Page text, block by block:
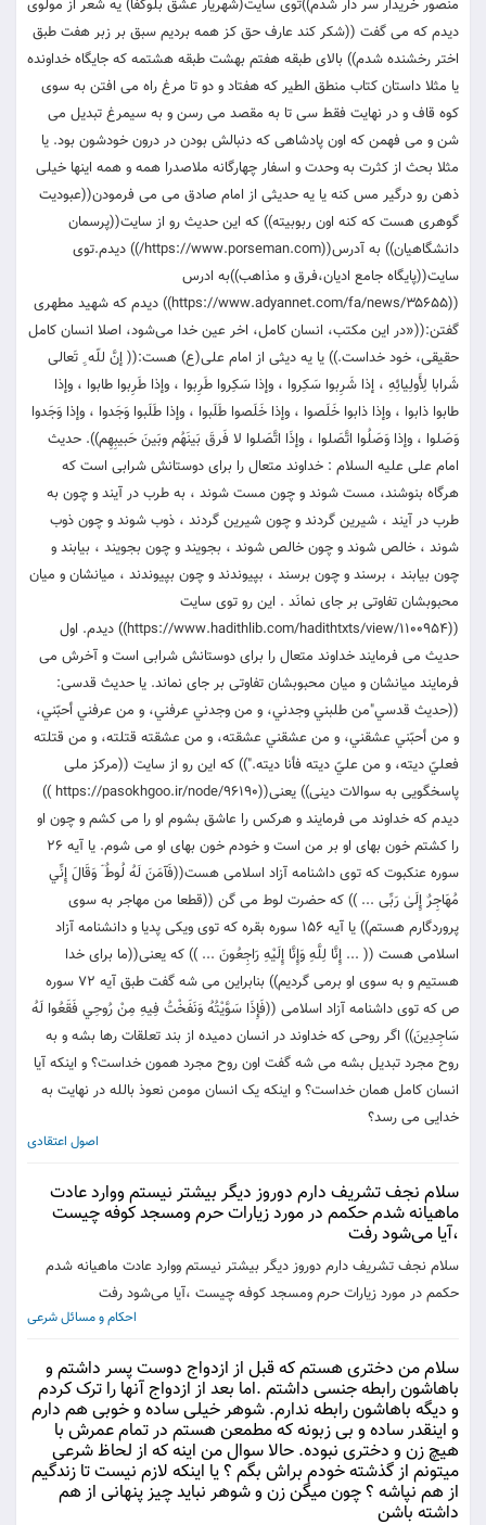
منصور خریدار سر دار شدم))توی سایت(شهریار عشق بلوگفا) یه شعر از مولوی
دیدم که می گفت ((شکر کند عارف حق کز همه بردیم سبق بر زبر هفت طبق
اختر رخشنده شدم)) بالای طبقه هفتم بهشت طبقه هشتمه که جایگاه خداونده
یا مثلا داستان کتاب منطق الطیر که هفتاد و دو تا مرغ راه می افتن به سوی
کوه قاف و در نهایت فقط سی تا به مقصد می رسن و به سیمرغ تبدیل می
شن و می فهمن که اون پادشاهی که دنبالش بودن در درون خودشون بود. یا
مثلا بحث از کثرت به وحدت و اسفار چهارگانه ملاصدرا همه و همه اینها خیلی
ذهن رو درگیر مس کنه یا یه حدیثی از امام صادق می می فرمودن((عبودیت
گوهری هست که کنه اون ربوبیته)) که این حدیث رو از سایت((پرسمان
دانشگاهیان)) به آدرس((https://www.porseman.com/)) دیدم.توی
سایت((پایگاه جامع ادیان،فرق و مذاهب))به ادرس
((https://www.adyannet.com/fa/news/۳۵۶۵۵)) دیدم که شهید مطهری
گفتن:((«در این مکتب، انسان کامل، اخر عین خدا می‌شود، اصلا انسان کامل
حقیقی، خود خداست.)) یا یه دیثی از امام علی(ع) هست:(( إنَّ للّه ِِ تَعالى
شَرابا لِأَولِيائِهِ ، إذا شَرِبوا سَكِروا ، وإذا سَكِروا طَرِبوا ، وإذا طَرِبوا طابوا ، وإذا
طابوا ذابوا ، وإذا ذابوا خَلَصوا ، وإذا خَلَصوا طَلَبوا ، وإذا طَلَبوا وَجَدوا ، وإذا وَجَدوا
وَصَلوا ، وإذا وَصَلُوا اتَّصَلوا ، وإذَا اتَّصَلوا لا فَرقَ بَينَهُم وبَينَ حَبيبِهِم)). حديث
امام على عليه السلام : خداوند متعال را براى دوستانش شرابى است كه
هرگاه بنوشند، مست شوند و چون مست شوند ، به طرب در آيند و چون به
طرب در آيند ، شيرين گردند و چون شيرين گردند ، ذوب شوند و چون ذوب
شوند ، خالص شوند و چون خالص شوند ، بجويند و چون بجويند ، بيابند و
چون بيابند ، برسند و چون برسند ، بپيوندند و چون بپيوندند ، ميانشان و ميان
محبوبشان تفاوتى بر جاى نمانَد . این رو توی سایت
((https://www.hadithlib.com/hadithtxts/view/1100954)) دیدم. اول
حدیث می فرمایند خداوند متعال را برای دوستانش شرابی است و آخرش می
فرمایند میانشان و میان محبوبشان تفاوتی بر جای نماند. یا حدیث قدسی:
((حديث قدسي"من طلبني وجدني، و من وجدني عرفني، و من عرفني أحبّني،
و من أحبّني عشقني، و من عشقني عشقته، و من عشقته قتلته، و من قتلته
فعليّ ديته، و من عليّ ديته فأنا ديته.")) که این رو از سایت ((مرکز ملی
پاسخگویی به سوالات دینی)) یعنی((https://pasokhgoo.ir/node/96190 ))
دیدم که خداوند می فرمایند و هرکس را عاشق بشوم او را می کشم و چون او
را کشتم خون بهای او بر من است و خودم خون بهای او می شوم. یا آیه ۲۶
سوره عنکبوت که توی داشنامه آزاد اسلامی هست((فَآمَنَ لَهُ لُوطٌ ۘ وَقَالَ إِنِّي
مُهَاجِرٌ إِلَىٰ رَبِّی ... )) که حضرت لوط می گن ((قطعا من مهاجر به سوی
پروردگارم هستم)) یا آیه ۱۵۶ سوره بقره که توی ویکی پدیا و دانشنامه آزاد
اسلامی هست (( ... إِنَّا لِلَّهِ وَإِنَّا إِلَيْهِ رَاجِعُونَ ... )) که یعنی((ما برای خدا
هستیم و به سوی او برمی گردیم)) بنابراین می شه گفت طبق آیه ۷۲ سوره
ص که توی داشنامه آزاد اسلامی ((فَإِذَا سَوَّيْتُهُ وَنَفَخْتُ فِيهِ مِنْ رُوحِي فَقَعُوا لَهُ
سَاجِدِينَ)) اگر روحی که خداوند در انسان دمیده از بند تعلقات رها بشه و به
روح مجرد تبدیل بشه می شه گفت اون روح مجرد همون خداست؟ و اینکه آیا
انسان کامل همان خداست؟ و اینکه یک انسان مومن نعوذ بالله در نهایت به
خدایی می رسد؟
اصول اعتقادی
سلام نجف تشریف دارم دوروز دیگر بیشتر نیستم ووارد عادت
ماهیانه شدم حکمم در مورد زیارات حرم ومسجد کوفه چیست
،آیا می‌شود رفت
سلام نجف تشریف دارم دوروز دیگر بیشتر نیستم ووارد عادت ماهیانه شدم
حکمم در مورد زیارات حرم ومسجد کوفه چیست ،آیا می‌شود رفت
احکام و مسائل شرعی
سلام من دختری هستم که قبل از ازدواج دوست پسر داشتم و
باهاشون رابطه جنسی داشتم .اما بعد از ازدواج آنها را ترک کردم
و دیگه باهاشون رابطه ندارم. شوهر خیلی ساده و خوبی هم دارم
و اینقدر ساده و بی زبونه که مطمعن هستم در تمام عمرش با
هیچ زن و دختری نبوده. حالا سوال من اینه که از لحاظ شرعی
میتونم از گذشته خودم براش بگم ؟ یا اینکه لازم نیست تا زندگیم
از هم نپاشه ؟ چون میگن زن و شوهر نباید چیز پنهانی از هم
داشته باشن